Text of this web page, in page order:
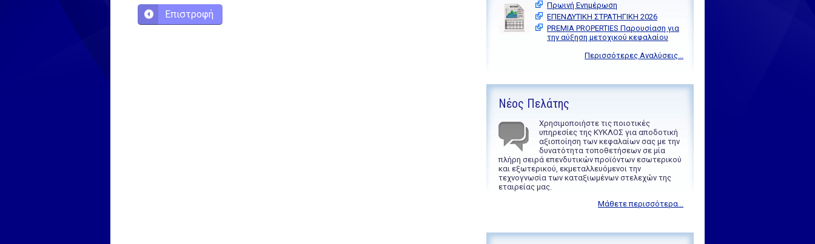
Επιστροφή
Πρωινή Ενημέρωση
ΕΠΕΝΔΥΤΙΚΗ ΣΤΡΑΤΗΓΙΚΗ 2026
PREMIA PROPERTIES Παρουσίαση για
την αύξηση μετοχικού κεφαλαίου
Περισσότερες Αναλύσεις...
Νέος Πελάτης
Χρησιμοποιήστε τις ποιοτικές
υπηρεσίες της ΚΥΚΛΟΣ για αποδοτική
αξιοποίηση των κεφαλαίων σας με την
δυνατότητα τοποθετήσεων σε μία
πλήρη σειρά επενδυτικών προϊόντων εσωτερικού
και εξωτερικού, εκμεταλλευόμενοι την
τεχνογνωσία των καταξιωμένων στελεχών της
εταιρείας μας.
Μάθετε περισσότερα...